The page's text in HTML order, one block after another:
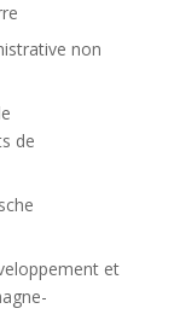
non
de
et